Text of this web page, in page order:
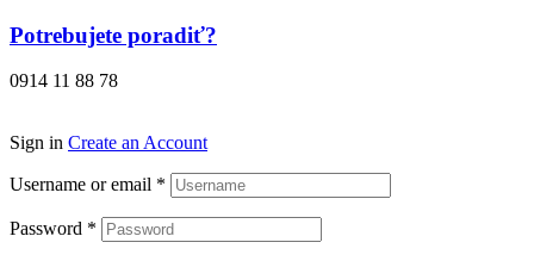
Preskočiť
obsah
Potrebujete poradiť?
0914 11 88 78
Sign in Create an Account
Username or email *
Password *